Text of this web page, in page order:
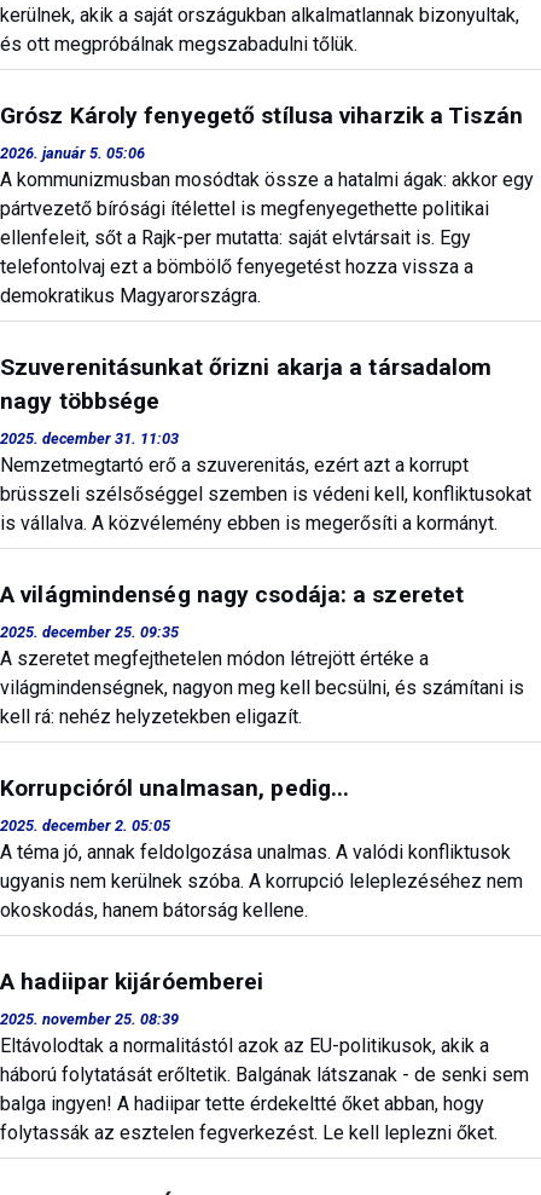
kerülnek, akik a saját országukban alkalmatlannak bizonyultak,
és ott megpróbálnak megszabadulni tőlük.
Grósz Károly fenyegető stílusa viharzik a Tiszán
2026. január 5. 05:06
A kommunizmusban mosódtak össze a hatalmi ágak: akkor egy
pártvezető bírósági ítélettel is megfenyegethette politikai
ellenfeleit, sőt a Rajk-per mutatta: saját elvtársait is. Egy
telefontolvaj ezt a bömbölő fenyegetést hozza vissza a
demokratikus Magyarországra.
Szuverenitásunkat őrizni akarja a társadalom
nagy többsége
2025. december 31. 11:03
Nemzetmegtartó erő a szuverenitás, ezért azt a korrupt
brüsszeli szélsőséggel szemben is védeni kell, konfliktusokat
is vállalva. A közvélemény ebben is megerősíti a kormányt.
A világmindenség nagy csodája: a szeretet
2025. december 25. 09:35
A szeretet megfejthetelen módon létrejött értéke a
világmindenségnek, nagyon meg kell becsülni, és számítani is
kell rá: nehéz helyzetekben eligazít.
Korrupcióról unalmasan, pedig...
2025. december 2. 05:05
A téma jó, annak feldolgozása unalmas. A valódi konfliktusok
ugyanis nem kerülnek szóba. A korrupció leleplezéséhez nem
okoskodás, hanem bátorság kellene.
A hadiipar kijáróemberei
2025. november 25. 08:39
Eltávolodtak a normalitástól azok az EU-politikusok, akik a
háború folytatását erőltetik. Balgának látszanak - de senki sem
balga ingyen! A hadiipar tette érdekeltté őket abban, hogy
folytassák az esztelen fegverkezést. Le kell leplezni őket.